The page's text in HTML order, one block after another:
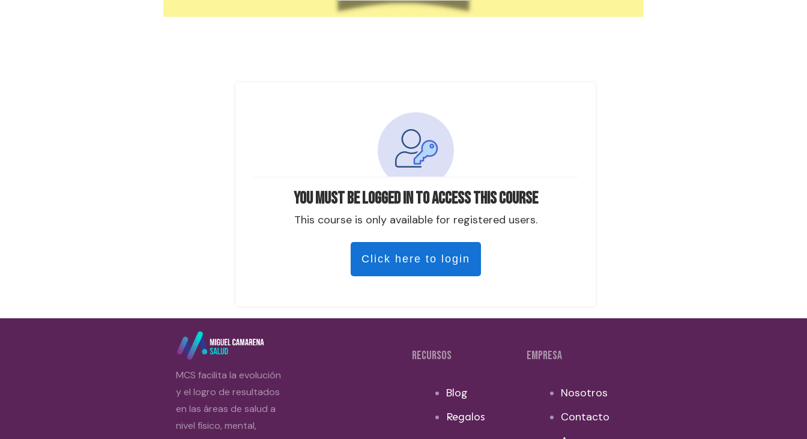
You must be logged in to access this course
This course is only available for registered users.
Click here to login
MCS facilita la evolución
y el logro de resultados
en las áreas de salud a
nivel físico, mental,
RECURSOS
Blog
Regalos
EMPRESA
Nosotros
Contacto